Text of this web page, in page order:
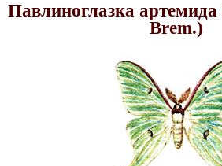
Павлиноглазка
Brem.)